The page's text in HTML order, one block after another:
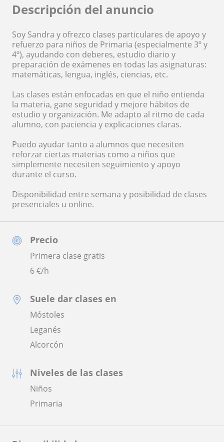
Precio
Primera clase gratis
6€/h
Suele dar clases en
Móstoles
Leganés
Alcorcón
Niveles de las clases
Niños
Primaria
Descripción del anuncio
Soy Sandra y ofrezco clases particulares de apoyo y
refuerzo para niños de Primaria (especialmente 3º y
4º), ayudando con deberes, estudio diario y
preparación de exámenes en todas las asignaturas:
matemáticas, lengua, inglés, ciencias, etc.
Las clases están enfocadas en que el niño entienda
la materia, gane seguridad y mejore hábitos de
estudio y organización. Me adapto al ritmo de cada
alumno, con paciencia y explicaciones claras.
Puedo ayudar tanto a alumnos que necesiten
reforzar ciertas materias como a niños que
simplemente necesiten seguimiento y apoyo
durante el curso.
Disponibilidad entre semana y posibilidad de clases
presenciales u online.